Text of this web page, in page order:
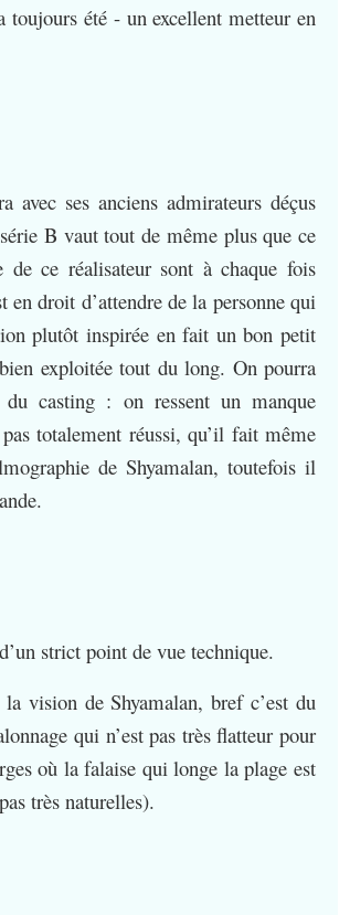
été - un excellent metteur en
avec ses anciens admirateurs déçus
B vaut tout de même plus que ce
de ce réalisateur sont à chaque fois
en droit d’attendre de la personne qui
plutôt inspirée en fait un bon petit
exploitée tout du long. On pourra
casting : on ressent un manque
totalement réussi, qu’il fait même
de Shyamalan, toutefois il
strict point de vue technique.
vision de Shyamalan, bref c’est du
qui n’est pas très flatteur pour
où la falaise qui longe la plage est
très naturelles).